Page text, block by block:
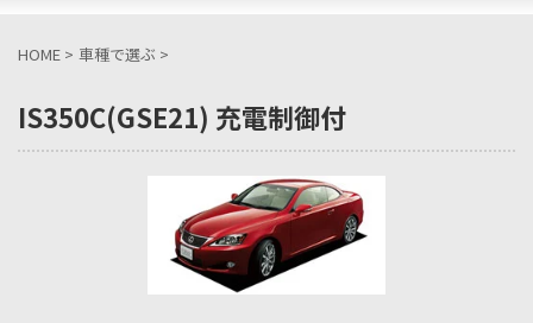
HOME > 車種で選ぶ >
IS350C(GSE21) 充電制御付